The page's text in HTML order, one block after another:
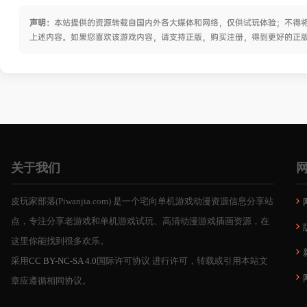
声明： 本站提供的资源转载自国内外各大媒体和网络，仅供试玩体验；不
上述内容。如果您喜欢该游戏内容，请支持正版，购买注册，得到更好的
关于我们
皮玩家部落(Piwanjia.com) 是一个宅向单机游戏动漫资源信息分享站
点，专注分享老游戏和单机游戏试玩、高清动漫游戏插画资源，在
这里你能找到很多欢乐。
采用CC BY-NC-SA 4.0 国际许可协议 进行许可，转载或引用本站文
章应遵循相同协议。